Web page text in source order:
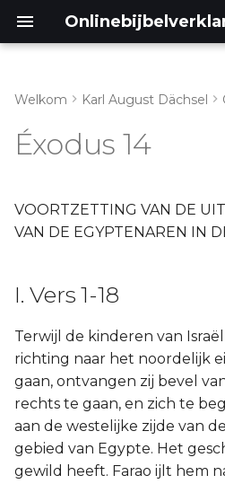
Lukas
Handelingen
Romeinen
1 Korinthe
2 Korinthe
Galaten
Welkom Karl August Dächsel
Éxodus 14
VOORTZETTING VAN DE
VAN DE EGYPTENAREN IN
I. Vers 1-18
Terwijl de kinderen van
richting naar het noordelijk
gaan, ontvangen zij bevel
rechts te gaan, en zich te
aan de westelijke zijde van
gebied van Egypte. Het
gewild heeft. Farao ijlt hem